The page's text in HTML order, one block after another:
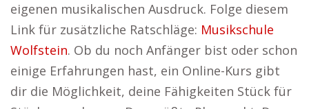
eigenen musikalischen Ausdruck. Folge diesem
Link für zusätzliche Ratschläge: Musikschule
Wolfstein. Ob du noch Anfänger bist oder schon
einige Erfahrungen hast, ein Online-Kurs gibt
dir die Möglichkeit, deine Fähigkeiten Stück für